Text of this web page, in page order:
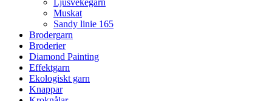
Muskat
Sandy linie 165
Brodergarn
Broderier
Diamond Painting
Effektgarn
Ekologiskt garn
Knappar